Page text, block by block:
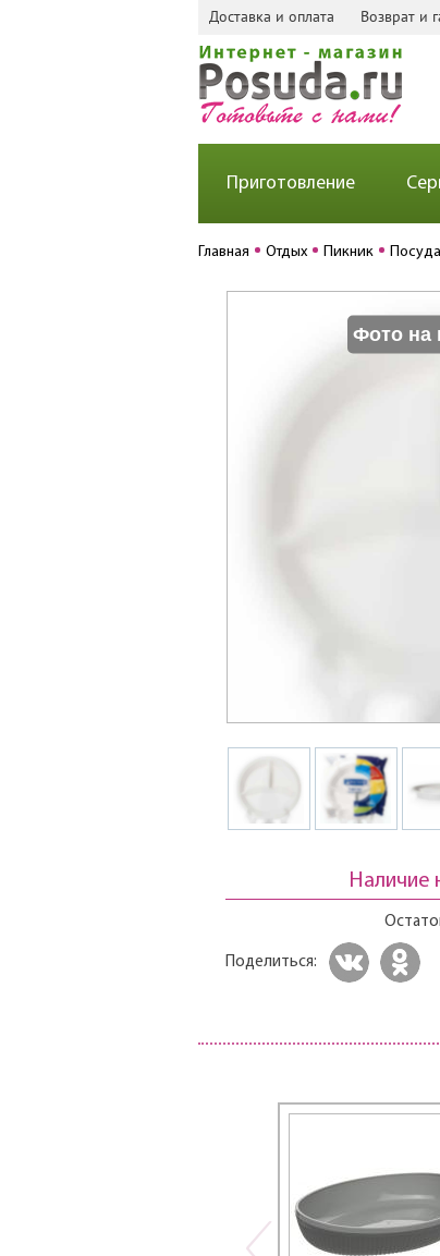
Доставка и оплата Возврат и
Приготовление
Главная Отдых Пикник
Фото на
Наличие
Поделиться: